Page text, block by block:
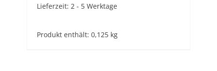
Lieferzeit: 2 - 5 Werktage
Produkt enthält: 0,125 kg